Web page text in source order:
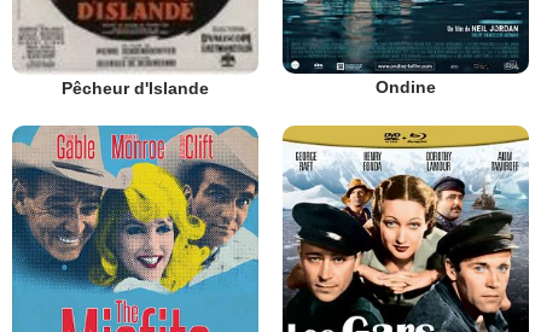
Pêcheur d'Islande Ondine